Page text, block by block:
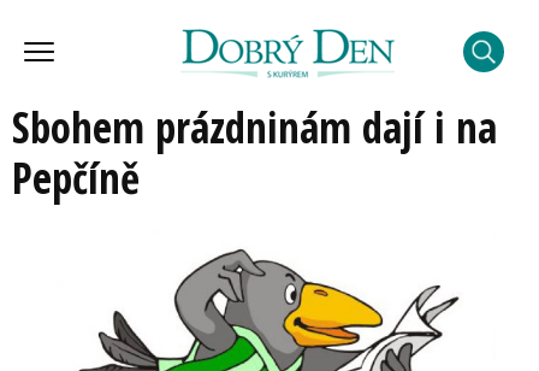
Sbohem prázdninám dají i na
Pepčíně